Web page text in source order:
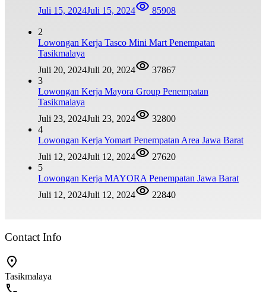
Juli 15, 2024Juli 15, 2024 85908
2
Lowongan Kerja Tasco Mini Mart Penempatan
Tasikmalaya
Juli 20, 2024Juli 20, 2024
37867
3
Lowongan Kerja Mayora Group Penempatan
Tasikmalaya
Juli 23, 2024Juli 23, 2024
32800
4
Lowongan Kerja Yomart Penempatan Area Jawa Barat
Juli 12, 2024Juli 12, 2024
27620
5
Lowongan Kerja MAYORA Penempatan Jawa Barat
Juli 12, 2024Juli 12, 2024 22840
Contact Info
Tasikmalaya